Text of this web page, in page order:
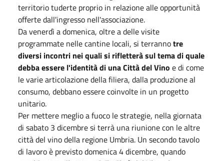
territorio tuderte proprio in relazione alle opportunità
offerte dall'ingresso nell'associazione.
Da venerdì a domenica, oltre a delle visite
programmate nelle cantine locali, si terrannotre
diversi incontri nei quali si rifletterà sul tema di quale
debba essere l'identità di una Città del Vino e di come
le varie articolazione della filiera, dalla produzione al
consumo, debbano essere coinvolte in un progetto
unitario.
Per mettere meglio a fuoco le strategie, nella giornata
di sabato 3 dicembre si terrà una riunione con le altre
città del vino della regione Umbria. Un secondo tavolo
di lavoro è previsto domenica 4 dicembre, quando